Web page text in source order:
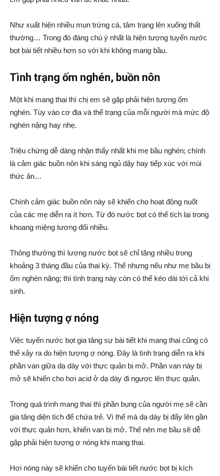
Như xuất hiện nhiều mụn trứng cá, tâm trạng lên xuống thất
thường… Trong đó đáng chú ý nhất là hiện tượng tuyến nước
bọt bài tiết nhiều hơn so với khi không mang bầu.
Tình trạng ốm nghén, buồn nôn
Một khi mang thai thì chị em sẽ gặp phải hiện tượng ốm
nghén. Tùy vào cơ địa và thể trạng của mỗi người mà mức độ
nghén nặng hay nhẹ.
Triệu chứng dễ dàng nhận thấy nhất khi mẹ bầu nghén; chính
là cảm giác buồn nôn khi sáng ngủ dậy hay tiếp xúc với mùi
thức ăn…
Chính cảm giác buồn nôn này sẽ khiến cho hoạt động nuốt
của các mẹ diễn ra ít hơn. Từ đó nước bọt có thể tích lại trong
khoang miệng tương đối nhiều.
Thông thường thì lượng nước bọt sẽ chỉ tăng nhiều trong
khoảng 3 tháng đầu của thai kỳ. Thế nhưng nếu như mẹ bầu bị
ốm nghén nặng; thì tình trạng này còn có thể kéo dài tới cả khi
sinh.
Hiện tượng ợ nóng
Việc tuyến nước bọt gia tăng sự bài tiết khi mang thai cũng có
thể xảy ra do hiện tượng ợ nóng. Đây là tình trạng diễn ra khi
phần van giữa dạ dày với thực quản bị mở. Phần van này bị
mở sẽ khiến cho hơi acid ở dạ dày đi ngược lên thực quản.
Trong quá trình mang thai thì phần bụng của người mẹ sẽ cần
gia tăng diện tích để chứa trẻ. Vì thế mà dạ dày bị đẩy lên gần
với thực quản hơn, khiến van bị mở. Thế nên mẹ bầu sẽ dễ
gặp phải hiện tượng ợ nóng khi mang thai.
Hơi nóng này sẽ khiến cho tuyến bài tiết nước bọt bị kích